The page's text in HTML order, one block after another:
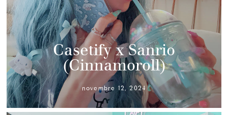
Casetify x Sanrio
(Cinnamoroll)
novembre 12, 2024